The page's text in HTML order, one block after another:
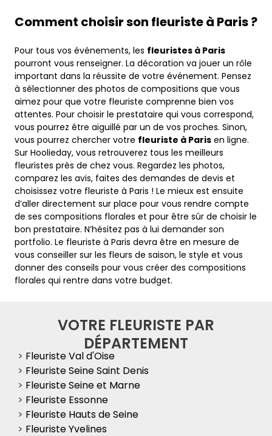
Comment choisir son fleuriste à Paris ?
Pour tous vos événements, les fleuristes à Paris
pourront vous renseigner. La décoration va jouer un rôle
important dans la réussite de votre événement. Pensez
à sélectionner des photos de compositions que vous
aimez pour que votre fleuriste comprenne bien vos
attentes. Pour choisir le prestataire qui vous correspond,
vous pourrez être aiguillé par un de vos proches. Sinon,
vous pourrez chercher votre fleuriste à Paris en ligne.
Sur Hoolieday, vous retrouverez tous les meilleurs
fleuristes près de chez vous. Regardez les photos,
comparez les avis, faites des demandes de devis et
choisissez votre fleuriste à Paris ! Le mieux est ensuite
d’aller directement sur place pour vous rendre compte
de ses compositions florales et pour être sûr de choisir le
bon prestataire. N’hésitez pas à lui demander son
portfolio. Le fleuriste à Paris devra être en mesure de
vous conseiller sur les fleurs de saison, le style et vous
donner des conseils pour vous créer des compositions
florales qui rentre dans votre budget.
VOTRE FLEURISTE PAR
DÉPARTEMENT
> Fleuriste Val d'Oise
> Fleuriste Seine Saint Denis
> Fleuriste Seine et Marne
> Fleuriste Essonne
> Fleuriste Hauts de Seine
> Fleuriste Yvelines